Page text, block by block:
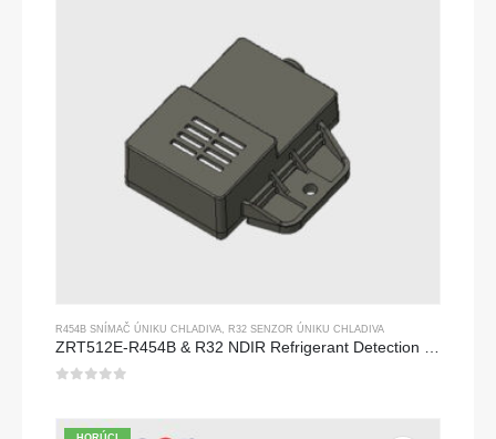
R454B SNÍMAČ ÚNIKU CHLADIVA, R32 SENZOR ÚNIKU CHLADIVA
ZRT512E-R454B & R32 NDIR Refrigerant Detection Module, RS485 HVAC Sensor, UL/IEC Certified